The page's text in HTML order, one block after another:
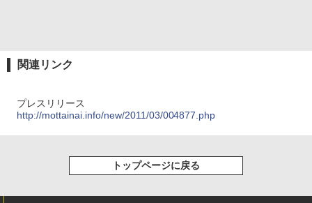
関連リンク
プレスリリース
http://mottainai.info/new/2011/03/004877.php
トップページに戻る